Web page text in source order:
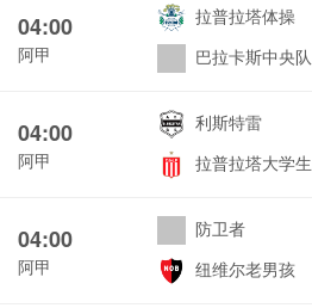
04:00
阿甲
拉普拉塔体操
巴拉卡斯中央队
04:00
阿甲
利斯特雷
拉普拉塔大学生
04:00
阿甲
防卫者
纽维尔老男孩